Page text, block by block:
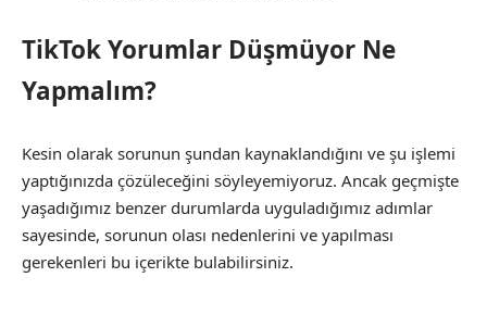
TikTok Yorumlar Düşmüyor Ne
Yapmalım?
Kesin olarak sorunun şundan kaynaklandığını ve şu işlemi
yaptığınızda çözüleceğini söyleyemiyoruz. Ancak geçmişte
yaşadığımız benzer durumlarda uyguladığımız adımlar
sayesinde, sorunun olası nedenlerini ve yapılması
gerekenleri bu içerikte bulabilirsiniz.